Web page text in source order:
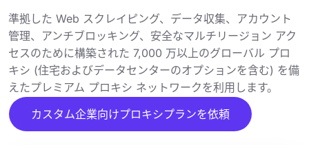
準拠した Web スクレイピング、データ収集、アカウント
管理、アンチブロッキング、安全なマルチリージョン アク
セスのために構築された 7,000 万以上のグローバル プロ
キシ (住宅およびデータセンターのオプションを含む) を備
えたプレミアム プロキシ ネットワークを利用します。
カスタム企業向けプロキシプランを依頼